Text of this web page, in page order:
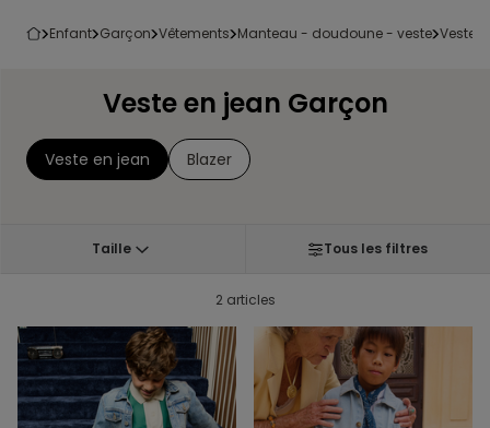
enfant garçon vêtements manteau - doudoune - veste veste
Veste en jean Garçon
Veste en jean Blazer
Taille Tous les filtres
2 articles